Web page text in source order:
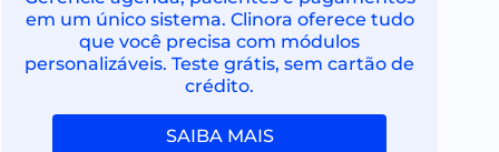
em um único sistema. Clinora oferece tudo
que você precisa com módulos
personalizáveis. Teste grátis, sem cartão de
crédito.
SAIBA MAIS